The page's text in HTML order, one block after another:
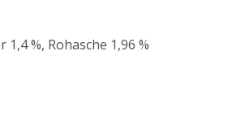
%, Rohasche 1,96 %